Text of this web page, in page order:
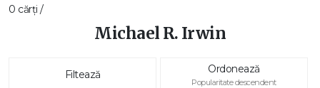
0 cărți /
Michael R. Irwin
Filtează Ordonează
Popularitate descendent